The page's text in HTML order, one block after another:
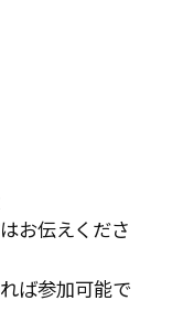
お伝えくださ
ば参加可能で